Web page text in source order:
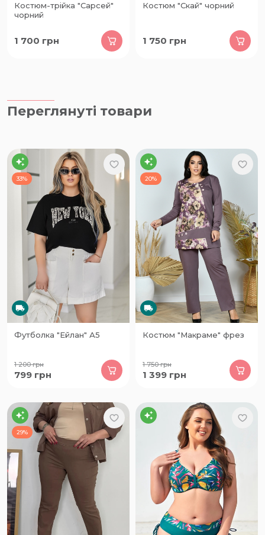
Костюм-трійка "Сарсей"
чорний
1 700 грн
Костюм "Скай" чорний
1 750 грн
Переглянуті товари
33%
Футболка "Ейлан" А5
1 200грн
799 грн
20%
Костюм "Макраме" фрез
1 750грн
1 399 грн
29%